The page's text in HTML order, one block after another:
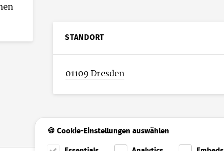
STANDORT
01109 Dresden
🍪 Cookie-Einstellungen auswählen